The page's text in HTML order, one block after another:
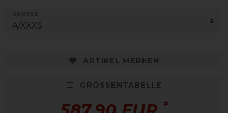
ARTIKEL MERKEN
GRÖSSENTABELLE
*